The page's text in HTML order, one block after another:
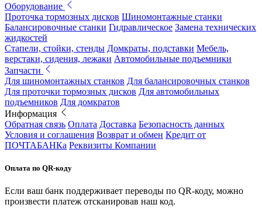
Оборудование
Проточка тормозных дисков Шиномонтажные станки
Балансировочные станки Гидравлическое Замена технических
жидкостей
Стапели, стойки, стенды Домкраты, подставки Мебель,
верстаки, сидения, лежаки Автомобильные подъемники
Запчасти
Для шиномонтажных станков Для балансировочных станков
Для проточки тормозных дисков Для автомобильных
подъемников Для домкратов
Информация
Обратная связь Оплата Доставка Безопасность данных
Условия и соглашения Возврат и обмен Кредит от
ПОЧТАБАНКа Реквизиты Компании
Оплата по QR-коду
Если ваш банк поддерживает переводы по QR-коду, можно
произвести платеж отсканировав наш код.